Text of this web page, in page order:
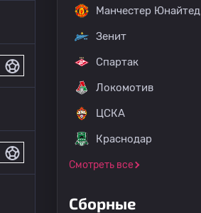
Манчестер Юнайтед
Зенит
Спартак
Локомотив
ЦСКА
Краснодар
Смотреть все
Сборные